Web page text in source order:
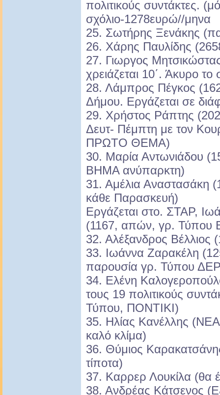
πολιτικούς συντάκτες.
σχόλιο-1278ευρώ//μηνα
25. Σωτήρης Ξενάκης
26. Χάρης Παυλίδης
27. Γιωργος
χρειάζεται 10΄. Άκυρο το
28. Λάμπρος Πέγκος
Δήμου. Εργάζεται σε
29. Χρήστος Ράπτης
Δευτ- Πέμπτη με τον
ΠΡΩΤΟ ΘΕΜΑ)
30. Μαρία Αντωνιάδου
ΒΗΜΑ ανύπαρκτη)
31. Αμέλια Αναστασάκη
κάθε Παρασκευή)
Εργάζεται στο. ΣΤΑΡ,
(1167, απών, γρ. Τύπου
32. Αλέξανδρος Βέλλιος
33. Ιωάννα Ζαρακέλη
παρουσία γρ. Τύπου
34. Ελένη
τους 19 πολιτικούς
Τύπου, ΠΟΝΤΙΚΙ)
35. Ηλίας Κανέλλης
καλό κλίμα)
36. Θύμιος
τίποτα)
37. Καρρερ Λουκίλα (θα
38. Ανδρέας Κάτσενος